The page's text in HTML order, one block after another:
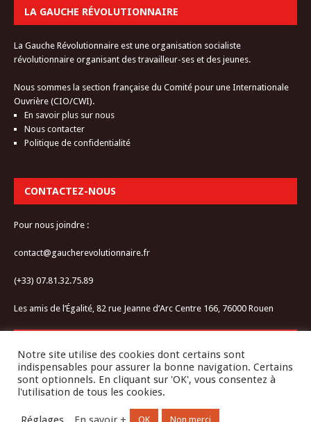
LA GAUCHE RÉVOLUTIONNAIRE
La Gauche Révolutionnaire est une organisation socialiste
révolutionnaire organisant des travailleur-ses et des jeunes.
Nous sommes la section française du Comité pour une Internationale
Ouvrière (CIO/CWI).
En savoir plus sur nous
Nous contacter
Politique de confidentialité
CONTACTEZ-NOUS
Pour nous joindre :
contact@gaucherevolutionnaire.fr
(+33) 07.81.32.75.89
Les amis de l’Égalité, 82 rue Jeanne d’Arc Centre 166, 76000 Rouen
Notre site utilise des cookies dont certains sont
indispensables pour assurer la bonne navigation. Certains
sont optionnels. En cliquant sur 'OK', vous consentez à
l'utilisation de tous les cookies.
OK Non merci